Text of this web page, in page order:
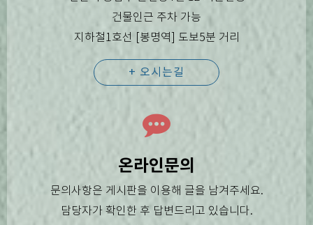
건물인근 주차 가능
지하철1호선 [봉명역] 도보5분 거리
+ 오시는길
온라인문의
문의사항은 게시판을 이용해 글을 남겨주세요.
담당자가 확인한 후 답변드리고 있습니다.